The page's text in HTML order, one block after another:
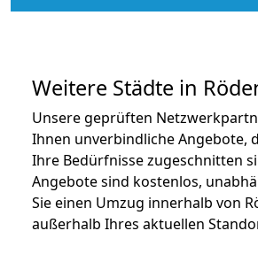
Weitere Städte in
Unsere geprüften
Ihnen unverbindliche Angebote,
Ihre Bedürfnisse zugeschnitten
Angebote sind kostenlos,
Sie einen Umzug innerhalb von
außerhalb Ihres aktuellen